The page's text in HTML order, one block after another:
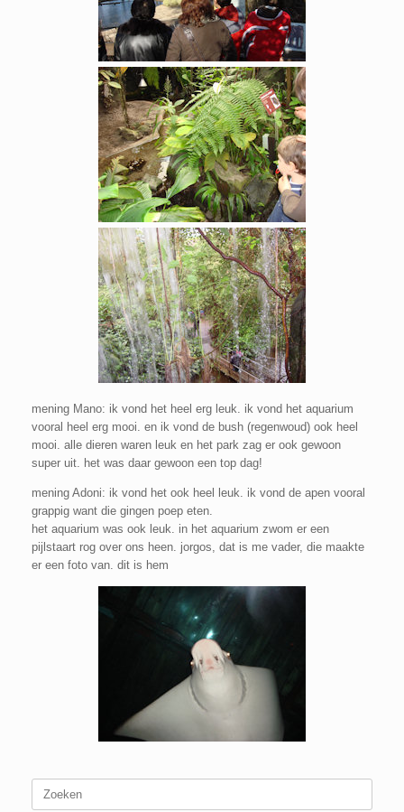
mening Mano: ik vond het heel erg leuk. ik vond het aquarium
vooral heel erg mooi. en ik vond de bush (regenwoud) ook heel
mooi. alle dieren waren leuk en het park zag er ook gewoon
super uit. het was daar gewoon een top dag!
mening Adoni: ik vond het ook heel leuk. ik vond de apen vooral
grappig want die gingen poep eten.
het aquarium was ook leuk. in het aquarium zwom er een
pijlstaart rog over ons heen. jorgos, dat is me vader, die maakte
er een foto van. dit is hem
naar: